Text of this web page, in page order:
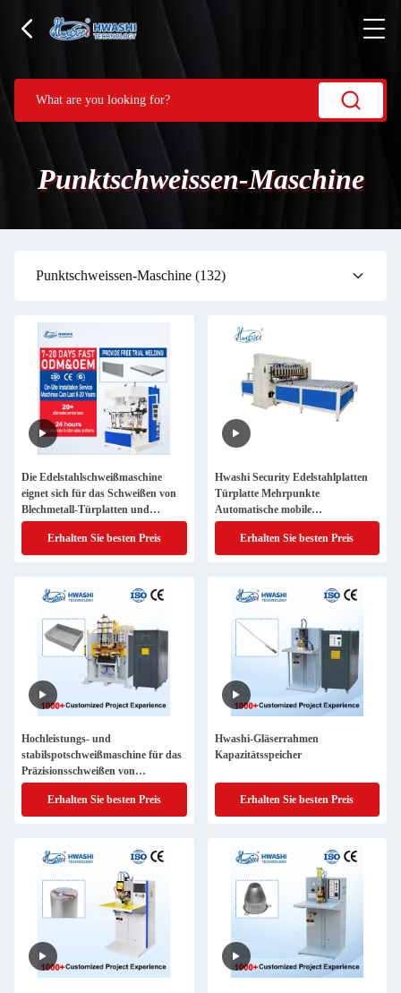
Punktschweissen-Maschine
Punktschweissen-Maschine (132)
Die Edelstahlschweißmaschine
eignet sich für das Schweißen von
Blechmetall-Türplatten und
anderen Produkten
Erhalten Sie besten Preis
Hwashi Security Edelstahlplatten
Türplatte Mehrpunkte
Automatische mobile
Spotschweißmaschine
Erhalten Sie besten Preis
Hochleistungs- und
stabilspotschweißmaschine für das
Präzisionsschweißen von
Computergehäusen
Erhalten Sie besten Preis
Hwashi-Gläserrahmen
Kapazitätsspeicher
Erhalten Sie besten Preis